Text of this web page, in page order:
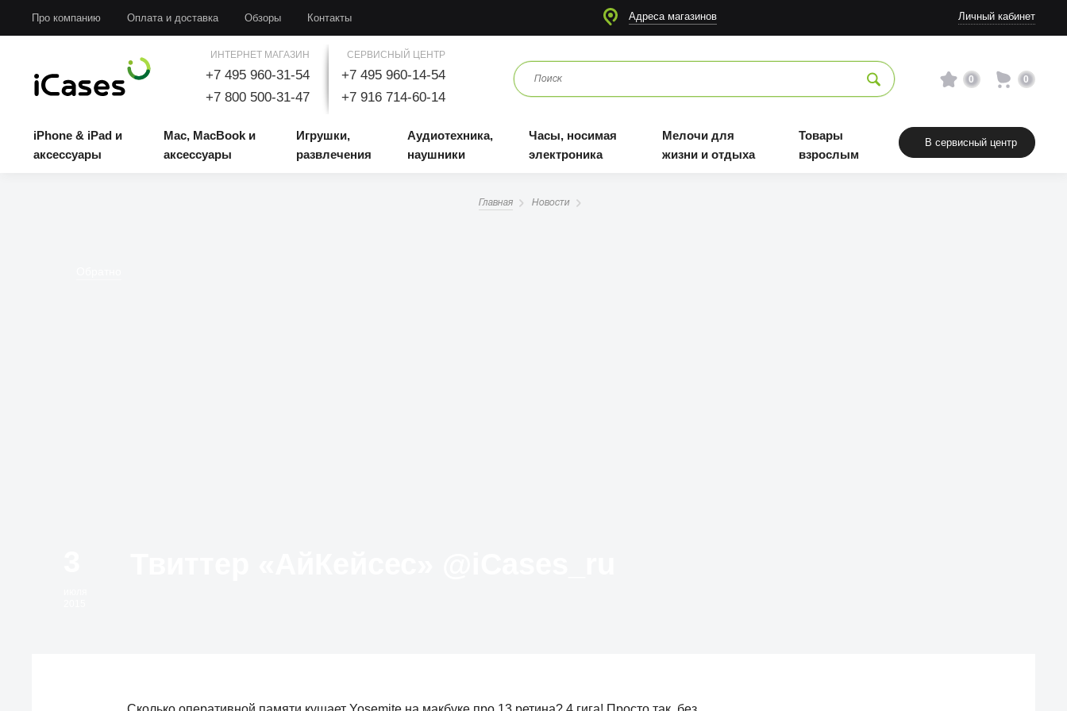
Про компанию Оплата и доставка Обзоры Контакты Адреса магазинов Личный кабинет
ИНТЕРНЕТ МАГАЗИН
+7 495 960-31-54
+7 800 500-31-47
СЕРВИСНЫЙ ЦЕНТР
+7 495 960-14-54
+7 916 714-60-14
0 0
iPhone & iPad и
аксессуары
Mac, MacBook и
аксессуары
Игрушки,
развлечения
Аудиотехника,
наушники
Часы, носимая
электроника
Мелочи для
жизни и отдыха
Товары
взрослым
В сервисный центр
Главная Новости